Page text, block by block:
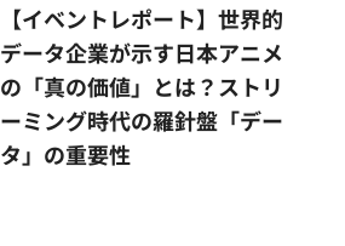
【イベントレポート】世界的
データ企業が示す日本アニメ
の「真の価値」とは？ストリ
ーミング時代の羅針盤「デー
タ」の重要性